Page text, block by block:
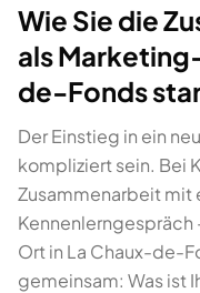
Wie Sie die
als
de-Fonds
Der Einstieg in ein
kompliziert sein. Bei
Zusammenarbeit mit
Ort in La Chaux-de-
gemeinsam: Was ist